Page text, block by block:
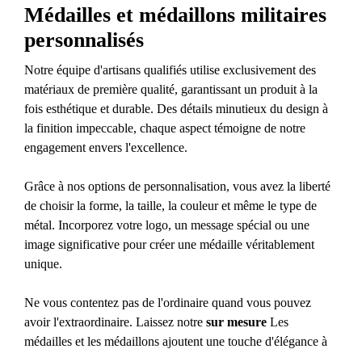
Médailles et médaillons militaires
personnalisés
Notre équipe d'artisans qualifiés utilise exclusivement des
matériaux de première qualité, garantissant un produit à la
fois esthétique et durable. Des détails minutieux du design à
la finition impeccable, chaque aspect témoigne de notre
engagement envers l'excellence.
Grâce à nos options de personnalisation, vous avez la liberté
de choisir la forme, la taille, la couleur et même le type de
métal. Incorporez votre logo, un message spécial ou une
image significative pour créer une médaille véritablement
unique.
Ne vous contentez pas de l'ordinaire quand vous pouvez
avoir l'extraordinaire. Laissez notre sur mesureLes
médailles et les médaillons ajoutent une touche d'élégance à